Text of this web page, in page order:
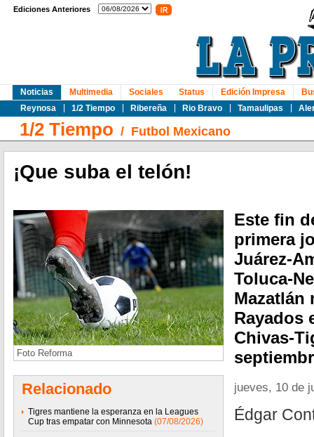
Ediciones Anteriores
Noticias
Reynosa
1/2 Tiempo Ribereña Rio Bravo Tamaulipas
Multimedia Sociales Status Edición Impresa
1/2 Tiempo / Futbol Mexicano
¡Que suba el telón!
Foto Reforma
Relacionado
Tigres mantiene la esperanza en la Leagues
Cup tras empatar con Minnesota (07/08/2026)
Este fin
primera
Juárez-
Toluca-
Mazatlán
Rayados
Chivas-
jueves, 10 de
Édgar